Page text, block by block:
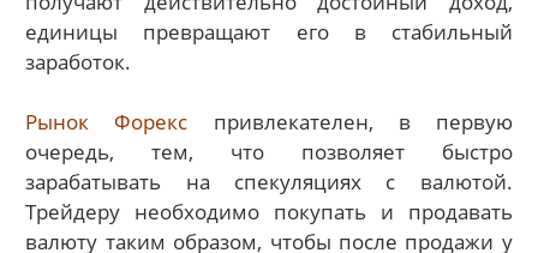
единицы превращают его в стабильный
заработок.
Рынок Форекс привлекателен, в первую
очередь, тем, что позволяет быстро
зарабатывать на спекуляциях с валютой.
Трейдеру необходимо покупать и продавать
валюту таким образом, чтобы после продажи у